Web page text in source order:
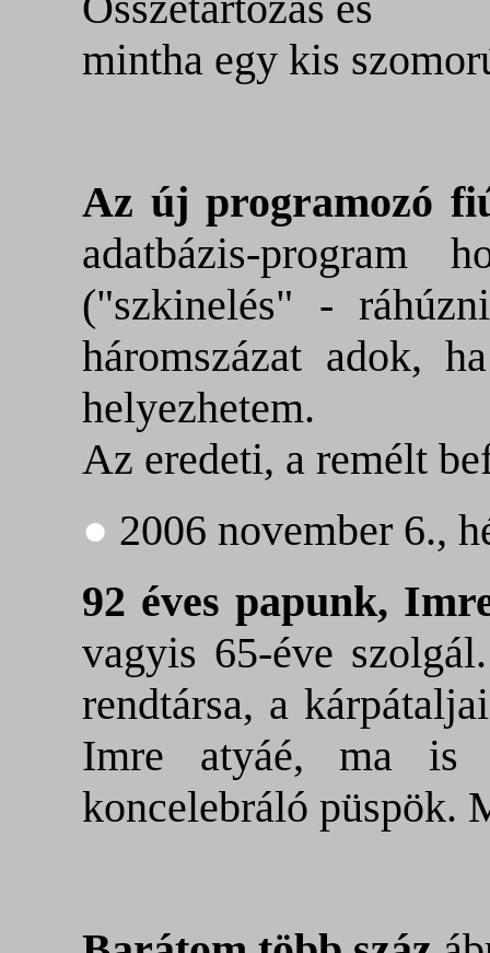
mintha egy kis
Az új programozó
adatbázis-program
("szkinelés" -
háromszázat adok,
helyezhetem.
Az eredeti, a remélt
● 2006 november 6.,
92 éves papunk,
vagyis 65-éve
rendtársa, a
Imre atyáé, ma is
koncelebráló püspök.